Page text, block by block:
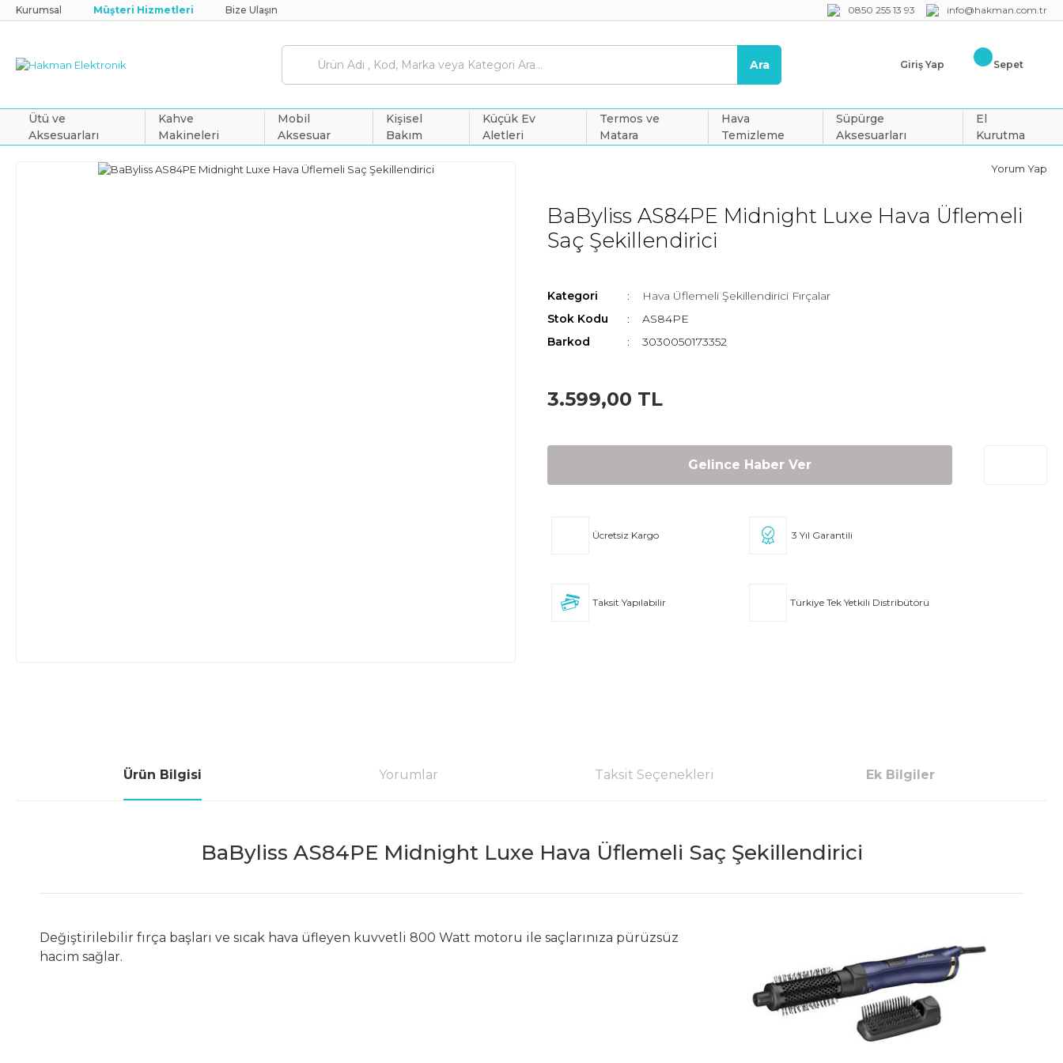
Kurumsal Müşteri Hizmetleri Bize Ulaşın 0850 255 13 93 info@hakman.com.tr
Ara Giriş Yap Sepet
Ütü ve
Aksesuarları
Kahve
Makineleri
Mobil
Aksesuar
Kişisel
Bakım
Küçük Ev
Aletleri
Termos ve
Matara
Hava
Temizleme
Süpürge
Aksesuarları
El
Kurutma
Yorum Yap
BaByliss AS84PE Midnight Luxe Hava Üflemeli
Saç Şekillendirici
Kategori
Hava Üflemeli Şekillendirici Fırçalar
Stok Kodu
AS84PE
Barkod
3030050173352
3.599,00 TL
Gelince Haber Ver
Ücretsiz Kargo 3 Yıl Garantili
Taksit Yapılabilir Türkiye Tek Yetkili Distribütörü
Ürün Bilgisi Yorumlar Taksit Seçenekleri Ek Bilgiler
BaByliss AS84PE Midnight Luxe Hava Üflemeli Saç Şekillendirici
Değiştirilebilir fırça başları ve sıcak hava üfleyen kuvvetli 800 Watt motoru ile saçlarınıza pürüzsüz
hacim sağlar.